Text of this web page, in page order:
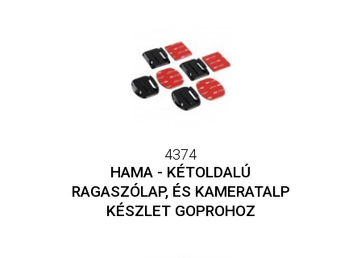
4374
HAMA - KÉTOLDALÚ
RAGASZÓLAP, ÉS KAMERATALP
KÉSZLET GOPROHOZ